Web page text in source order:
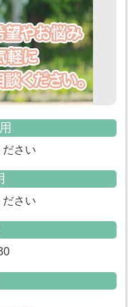
ださい
ださい